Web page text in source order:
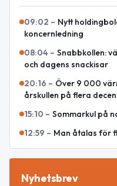
09:02 – Nytt
koncernledning
08:04 – Snabbkollen:
och dagens snackisar
20:16 – Över 9 000
årskullen på flera
15:10 – Sommarkul på
12:59 – Man åtalas för
Nyhetsbrev